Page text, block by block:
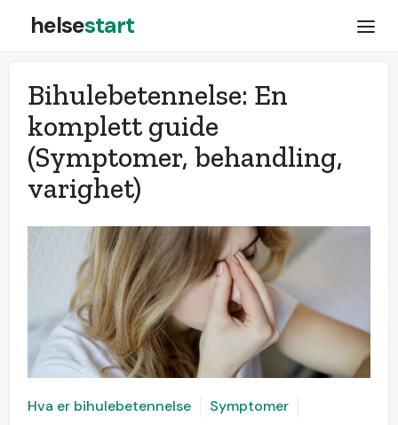
helsestart
Bihulebetennelse: En
komplett guide
(Symptomer, behandling,
varighet)
Hva er bihulebetennelse
Symptomer